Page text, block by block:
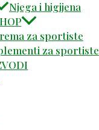
Njega i higijena
za sportiste
za sportiste